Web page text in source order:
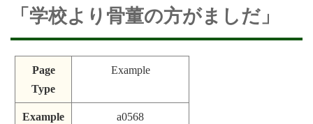
「学校より骨董の方がましだ」
Page
Type
Example
Example
a0568